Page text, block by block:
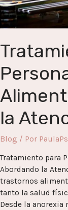
la
Blog / Por
Tratamiento para
Abordando la
trastornos
tanto la salud
Desde la